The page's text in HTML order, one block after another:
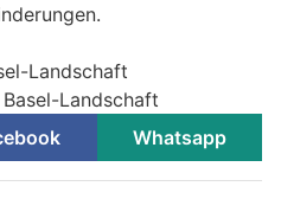
Landschaft
Landschaft
Whatsapp